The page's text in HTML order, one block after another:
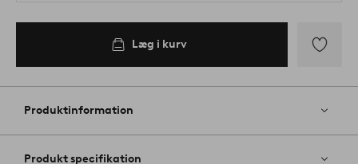
Læg i kurv
til
Produktinformation
Produkt specifikation